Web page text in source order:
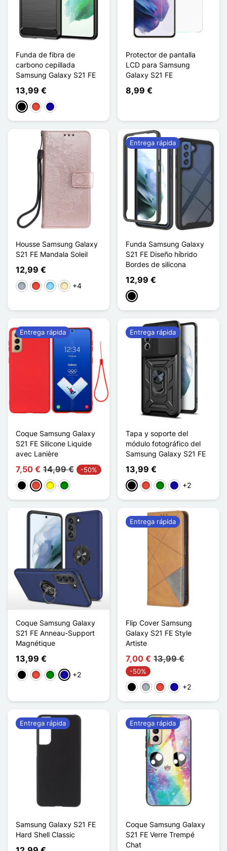
Funda de fibra de
carbono cepillada
Samsung Galaxy S21 FE
13,99 €
NegroRojoAzul oscuro
Protector de pantalla
LCD para Samsung
Galaxy S21 FE
8,99 €
Housse Samsung Galaxy
S21 FE Mandala Soleil
12,99 €
Gris RojoAzul claro
Oro +4
Funda Samsung Galaxy
S21 FE Diseño híbrido
Bordes de silicona
12,99 €
Negro
Entrega rápida
Coque Samsung Galaxy
S21 FE Silicone Liquide
avec Lanière
7,50 € 14,99 € -50%
NegroRojoAmarillo
Verde
Entrega rápida
Tapa y soporte del
módulo fotográfico del
Samsung Galaxy S21 FE
13,99 €
NegroRojoVerdeAzul oscuro
+2
Entrega rápida
Coque Samsung Galaxy
S21 FE Anneau-Support
Magnétique
13,99 €
NegroRojoVerdeAzul oscuro
+2
Flip Cover Samsung
Galaxy S21 FE Style
Artiste
7,00 € 13,99 €
-50%
NegroGris RojoAzul oscuro
+2
Entrega rápida
Samsung Galaxy S21 FE
Hard Shell Classic
Entrega rápida
Coque Samsung Galaxy
S21 FE Verre Trempé
Chat
Entrega rápida